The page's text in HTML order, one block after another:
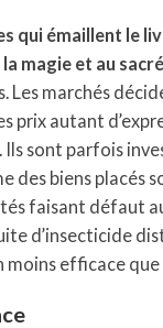
qui émaillent le
magie et au sacré
Les marchés
prix autant
. Ils sont parfois
des biens placés
faisant défaut
d’insecticide
efficace